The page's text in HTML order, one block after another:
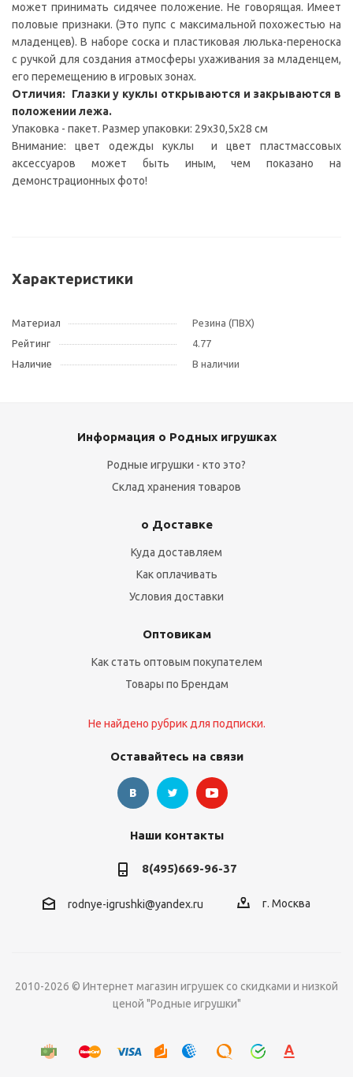
может принимать сидячее положение. Не говорящая. Имеет
половые признаки. (Это пупс с максимальной похожестью на
младенцев). В наборе соска и пластиковая люлька-переноска
с ручкой для создания атмосферы ухаживания за младенцем,
его перемещению в игровых зонах.
Отличия: Глазки у куклы открываются и закрываются в
положении лежа.
Упаковка - пакет. Размер упаковки: 29х30,5х28 см
Внимание: цвет одежды куклы и цвет пластмассовых
аксессуаров может быть иным, чем показано на
демонстрационных фото!
Характеристики
Материал
Резина (ПВХ)
Рейтинг
4.77
Наличие
В наличии
Информация о Родных игрушках
Родные игрушки - кто это?
Склад хранения товаров
о Доставке
Куда доставляем
Как оплачивать
Условия доставки
Оптовикам
Как стать оптовым покупателем
Товары по Брендам
Не найдено рубрик для подписки.
Оставайтесь на связи
Наши контакты
8(495)669-96-37
rodnye-igrushki@yandex.ru г. Москва
2010-2026 © Интернет магазин игрушек со скидками и низкой
ценой "Родные игрушки"